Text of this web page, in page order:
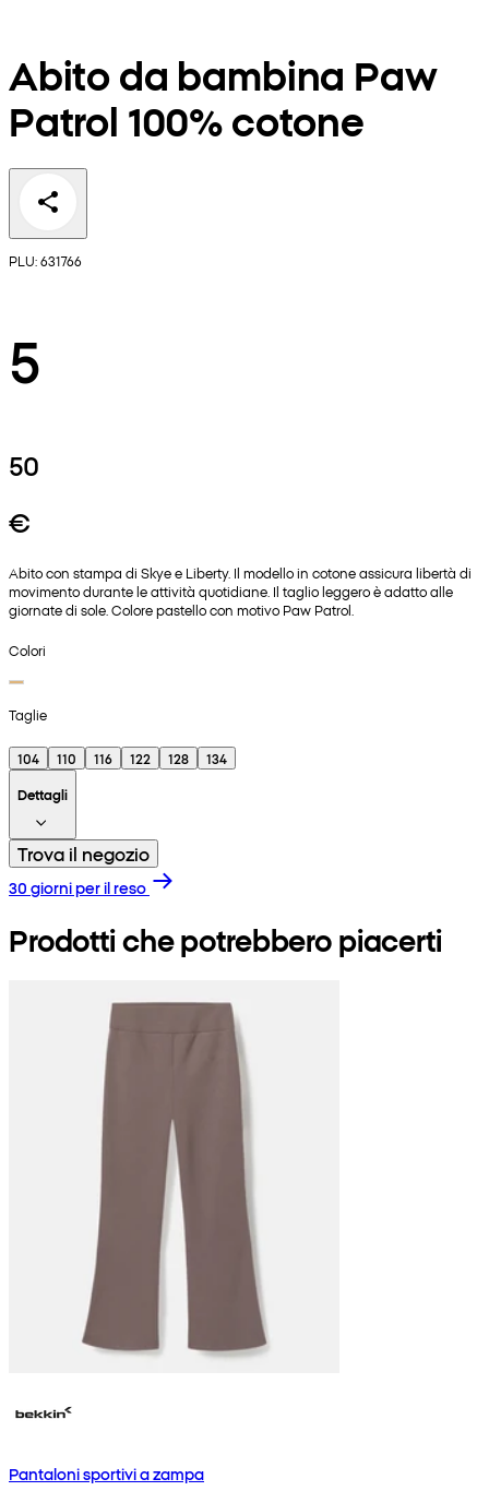
Abito da bambina Paw
Patrol 100% cotone
PLU: 631766
5
50
€
Abito con stampa di Skye e Liberty. Il modello in cotone assicura libertà di
movimento durante le attività quotidiane. Il taglio leggero è adatto alle
giornate di sole. Colore pastello con motivo Paw Patrol.
Colori
Taglie
104 110 116 122 128
134
Dettagli
Trova il negozio
30 giorni per il reso
Prodotti che potrebbero piacerti
Pantaloni sportivi a zampa